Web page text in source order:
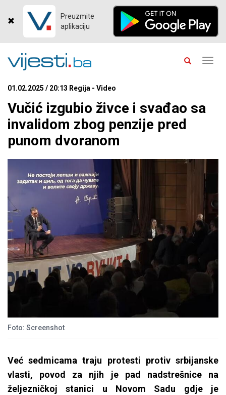
Preuzmite
aplikaciju
01.02.2025 / 20:13 Regija - Video
Vučić izgubio živce i svađao sa
invalidom zbog penzije pred
punom dvoranom
Foto: Screenshot
Već sedmicama traju protesti protiv srbijanske
vlasti, povod za njih je pad nadstrešnice na
željezničkoj stanici u Novom Sadu gdje je